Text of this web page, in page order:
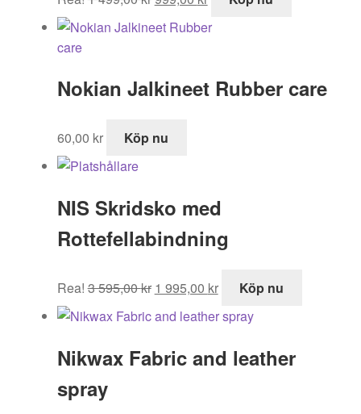
ursprungliga
priset
499,00 kr.
nuvarande
priset
Nokian Jalkineet Rubber care
60,00 kr Köp nu
NIS Skridsko med
Rottefellabindning
Rea! 3 595,00kr
ursprungliga
priset
3
1 995,00 kr
nuvarande
priset
1
Köp nu
Nikwax Fabric and leather
spray